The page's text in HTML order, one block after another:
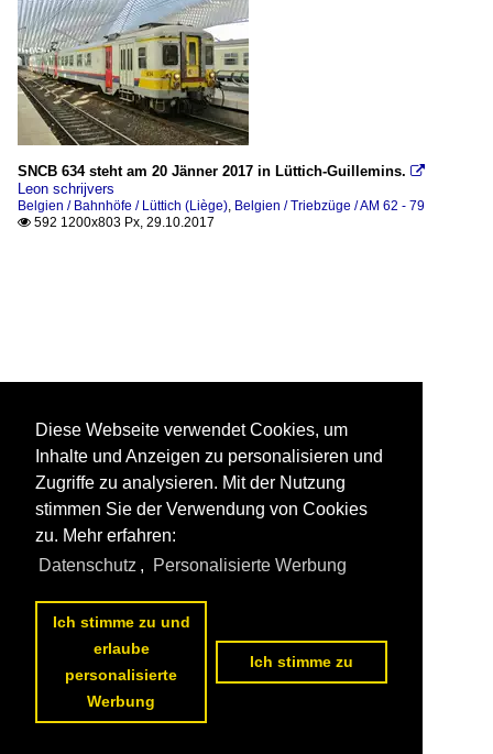
SNCB 634 steht am 20 Jänner 2017 in Lüttich-Guillemins. 
Leon schrijvers
Belgien / Bahnhöfe / Lüttich (Liège), Belgien / Triebzüge / AM 62 - 79
 592 1200x803 Px, 29.10.2017
Diese Webseite verwendet Cookies, um
Inhalte und Anzeigen zu personalisieren und
Zugriffe zu analysieren. Mit der Nutzung
stimmen Sie der Verwendung von Cookies
zu. Mehr erfahren:
Datenschutz , Personalisierte Werbung
Ich stimme zu und
erlaube
personalisierte
Werbung
Ich stimme zu